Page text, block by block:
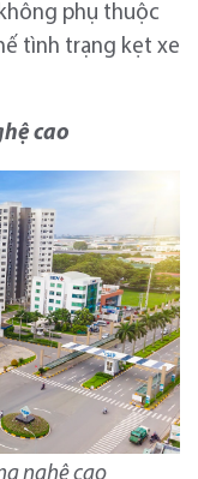
phụ thuộc
tình trạng kẹt xe
cao
nghệ cao